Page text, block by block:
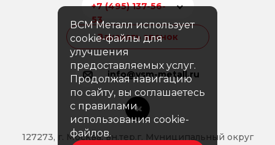
+7 (495) 137-56-
53
Заказать звонок
info@vsm-metall.ru
127273, г. Москва, вн.тер.г. Муниципальный округ
ВСМ Металл использует
cookie-файлы для
улучшения
предоставляемых услуг.
Продолжая навигацию
по сайту, вы соглашаетесь
с правилами
использования cookie-
файлов.